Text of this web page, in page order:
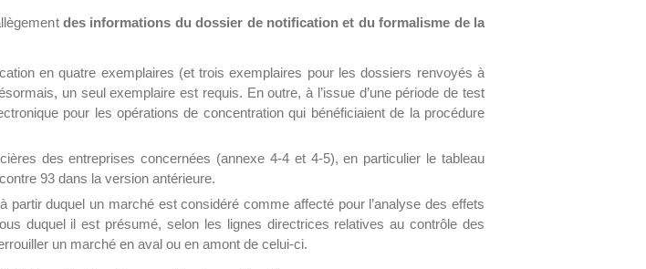
des informations du dossier de notification et du formalisme de la
en quatre exemplaires (et trois exemplaires pour les dossiers renvoyés à
un seul exemplaire est requis. En outre, à l’issue d’une période de test
pour les opérations de concentration qui bénéficiaient de la procédure
des entreprises concernées (annexe 4-4 et 4-5), en particulier le tableau
93 dans la version antérieure.
partir duquel un marché est considéré comme affecté pour l’analyse des effets
duquel il est présumé, selon les lignes directrices relatives au contrôle des
un marché en aval ou en amont de celui-ci.